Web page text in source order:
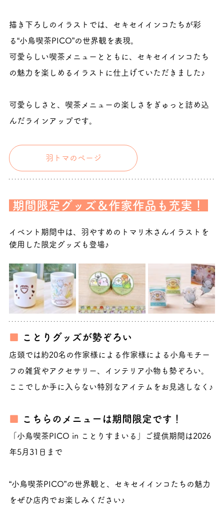
描き下ろしのイラストでは、セキセイインコたちが彩
る“小鳥喫茶PICO”の世界観を表現。
可愛らしい喫茶メニューとともに、セキセイインコたち
の魅力を楽しめるイラストに仕上げていただきました♪
可愛らしさと、喫茶メニューの楽しさをぎゅっと詰め込
んだラインアップです。
羽トマのページ
期間限定グッズ＆作家作品も充実！
イベント期間中は、羽やすめのトマリ木さんイラストを
使用した限定グッズも登場♪
ことりグッズが勢ぞろい
店頭では約20名の作家様による作家様による小鳥モチー
フの雑貨やアクセサリー、インテリア小物も勢ぞろい。
ここでしか手に入らない特別なアイテムをお見逃しなく♪
こちらのメニューは期間限定です！
「小鳥喫茶PICO in ことりすまいる」ご提供期間は2026
年5月31日まで
“小鳥喫茶PICO”の世界観と、セキセイインコたちの魅力
をぜひ店内でお楽しみください♪